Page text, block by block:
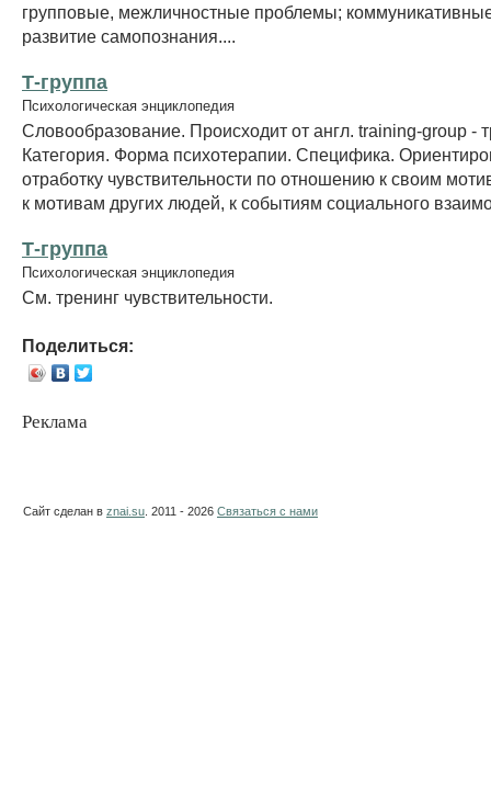
групповые, межличностные проблемы;
развитие самопознания....
Т-группа
Психологическая энциклопедия
Словообразование. Происходит от англ. training-group -
Категория. Форма психотерапии. Специфика.
отработку чувствительности по отношению к своим
к мотивам других людей, к событиям социального
Т-группа
Психологическая энциклопедия
См. тренинг чувствительности.
Поделиться:
Реклама
Сайт сделан в znai.su . 2011 - 2026 Связаться с нами